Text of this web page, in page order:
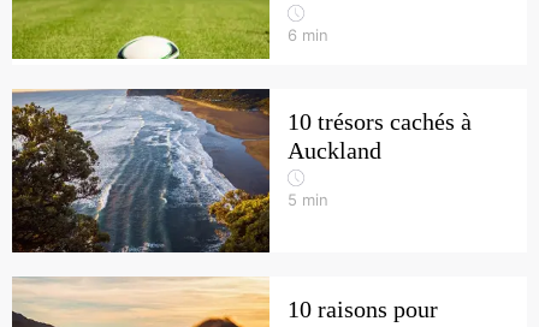
6 min
10 trésors cachés à
Auckland
5 min
10 raisons pour